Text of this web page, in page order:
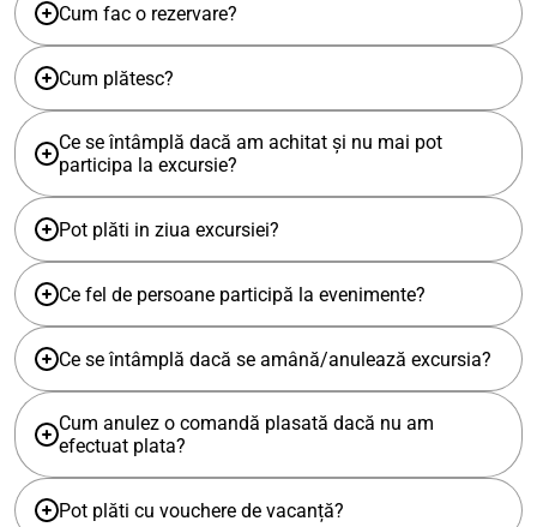
Cum fac o rezervare?
Cum plătesc?
Ce se întâmplă dacă am achitat și nu mai pot
participa la excursie?
Pot plăti in ziua excursiei?
Ce fel de persoane participă la evenimente?
Ce se întâmplă dacă se amână/anulează excursia?
Cum anulez o comandă plasată dacă nu am
efectuat plata?
Pot plăti cu vouchere de vacanță?